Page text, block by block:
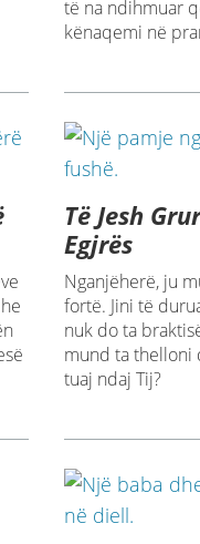
të na ndihmuar
kënaqemi në
Të Jesh
Egjrës
Nganjëherë, ju
fortë. Jini të
nuk do ta
mund ta thelloni
tuaj ndaj Tij?